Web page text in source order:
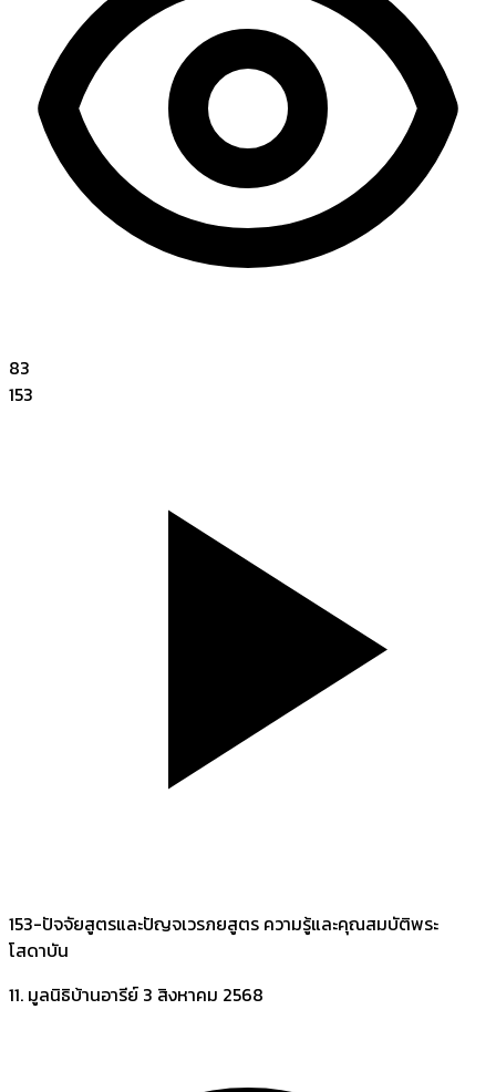
83
153
153-ปัจจัยสูตรและปัญจเวรภยสูตร ความรู้และคุณสมบัติพระ
โสดาบัน
11. มูลนิธิบ้านอารีย์ 3 สิงหาคม 2568